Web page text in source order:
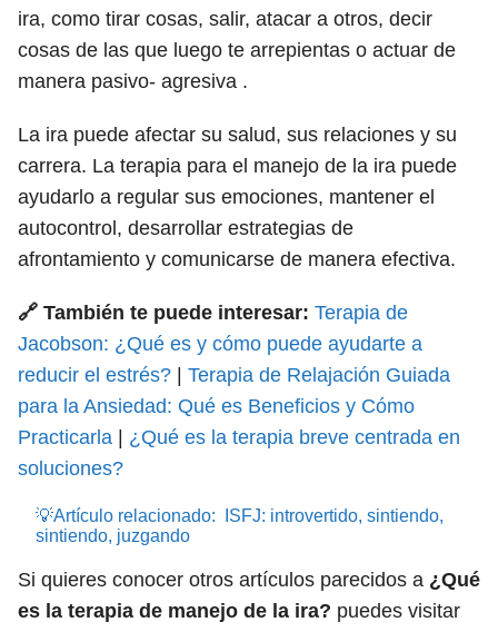
ira, como tirar cosas, salir, atacar a otros, decir
cosas de las que luego te arrepientas o actuar de
manera pasivo- agresiva .
La ira puede afectar su salud, sus relaciones y su
carrera. La terapia para el manejo de la ira puede
ayudarlo a regular sus emociones, mantener el
autocontrol, desarrollar estrategias de
afrontamiento y comunicarse de manera efectiva.
🔗 También te puede interesar: Terapia de
Jacobson: ¿Qué es y cómo puede ayudarte a
reducir el estrés?
Terapia de Relajación Guiada
para la Ansiedad: Qué es Beneficios y Cómo
Practicarla
¿Qué es la terapia breve centrada en
soluciones?
💡Artículo relacionado:
ISFJ: introvertido, sintiendo,
sintiendo, juzgando
Si quieres conocer otros artículos parecidos a ¿Qué
es la terapia de manejo de la ira? puedes visitar